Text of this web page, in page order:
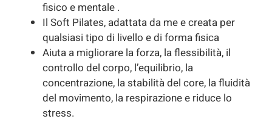
fisico e mentale .
Il Soft Pilates, adattata da me e creata per
qualsiasi tipo di livello e di forma fisica
Aiuta a migliorare la forza, la flessibilità, il
controllo del corpo, l’equilibrio, la
concentrazione, la stabilità del core, la fluidità
del movimento, la respirazione e riduce lo
stress.